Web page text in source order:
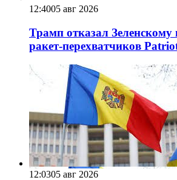
12:4005 авг 2026
Трамп отказал Зеленскому
ракет-перехватчиков
12:0305 авг 2026